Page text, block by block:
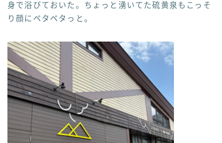
身で浴びておいた。ちょっと湧いてた硫黄泉もこっそ
り顔にペタペタっと。